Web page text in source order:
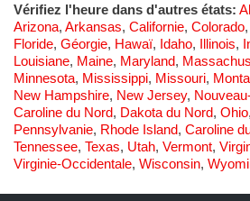
Vérifiez l'heure dans d'autres états:
Arizona, Arkansas, Californie, Colorado,
Floride, Géorgie, Hawaï, Idaho, Illinois,
Louisiane, Maine, Maryland,
Minnesota, Mississippi, Missouri,
New Hampshire, New Jersey,
Caroline du Nord, Dakota du Nord, Ohio,
Pennsylvanie, Rhode Island, Caroline
Tennessee, Texas, Utah, Vermont,
Virginie-Occidentale, Wisconsin,